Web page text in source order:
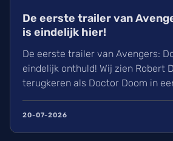
De eerste trailer van
is eindelijk hier!
De eerste trailer van Avengers:
eindelijk onthuld! Wij zien Robert
terugkeren als Doctor Doom in
tussen verschillende werelden.
van Chris Evans als Steve Rogers
20-07-2026